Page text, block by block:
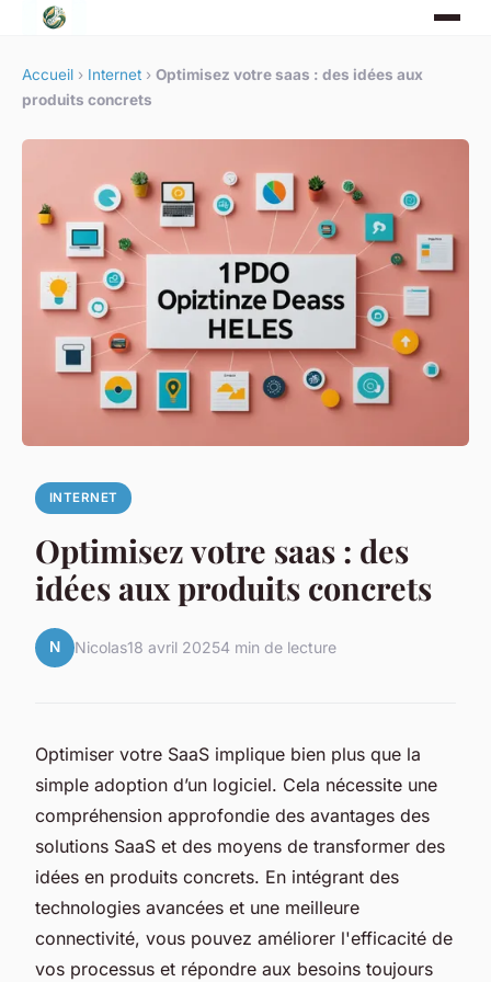
Accueil › Internet › Optimisez votre saas : des idées aux
produits concrets
INTERNET
Optimisez votre saas : des
idées aux produits concrets
N Nicolas18 avril 20254 min de lecture
Optimiser votre SaaS implique bien plus que la
simple adoption d’un logiciel. Cela nécessite une
compréhension approfondie des avantages des
solutions SaaS et des moyens de transformer des
idées en produits concrets. En intégrant des
technologies avancées et une meilleure
connectivité, vous pouvez améliorer l'efficacité de
vos processus et répondre aux besoins toujours